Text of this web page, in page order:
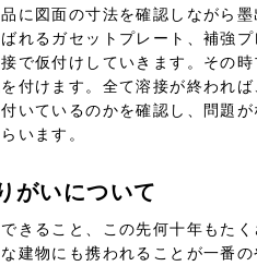
に図面の寸法を確認しながら墨
れるガセットプレート、補強プ
で仮付けしていきます。その時
付けます。全て溶接が終われば
いているのかを確認し、問題が
います。
がいについて
きること、この先何十年もたく
建物にも携われることが一番の